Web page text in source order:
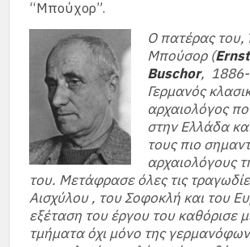
“Μπούχορ”.
Ο πατέρας του,
Μπούσορ (
Buschor, 1886-
Γερμανός
αρχαιολόγος
στην Ελλάδα
τους πιο
αρχαιολόγους
του. Μετάφρασε όλες τις
Αισχύλου , του Σοφοκλή και του
εξέταση του έργου του καθόρισε
τμήματα όχι μόνο της